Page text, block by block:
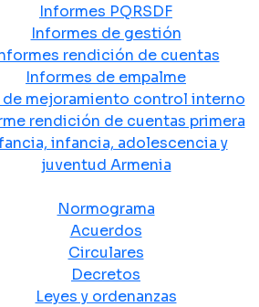
Informes PQRSDF
Informes de gestión
rendición de cuentas
Informes de empalme
de mejoramiento control interno
rendición de cuentas primera
infancia, adolescencia y
juventud Armenia
Normograma
Acuerdos
Circulares
Decretos
Leyes y ordenanzas